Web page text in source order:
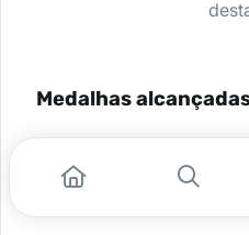
Medalhas
Nenhuma